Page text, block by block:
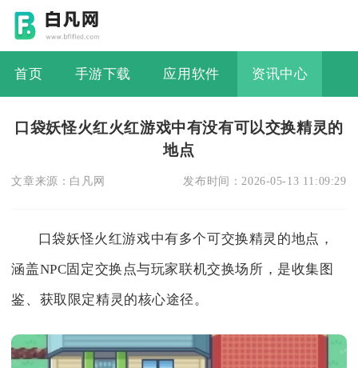
首页 手游下载 应用软件 资讯中心
口袋妖怪火红火红游戏中有没有可以交换精灵的
地点
文章来源： 白凡网 发布时间： 2026-05-13 11:09:29
口袋妖怪火红游戏中有多个可交换精灵的地点，
涵盖NPC固定交换点与玩家联机交换场所，是收集图
鉴、获取限定精灵的核心途径。